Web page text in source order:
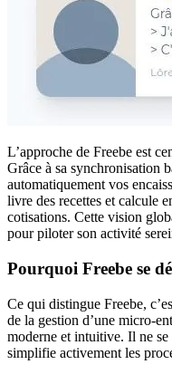
L’approche de Freebe est
Grâce à sa synchronisation
automatiquement vos
livre des recettes et calcule
cotisations. Cette vision
pour piloter son activité
Pourquoi Freebe se
Ce qui distingue Freebe,
de la gestion d’une micro-
moderne et intuitive. Il ne
simplifie activement les